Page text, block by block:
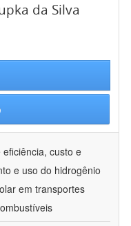
da Silva
custo e
e uso do hidrogênio
em transportes